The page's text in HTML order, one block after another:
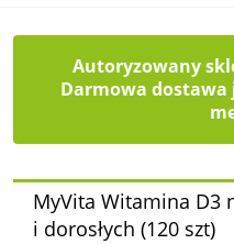
Autoryzowany
Darmowa dostawa
MyVita Witamina D3
i dorosłych (120 szt)